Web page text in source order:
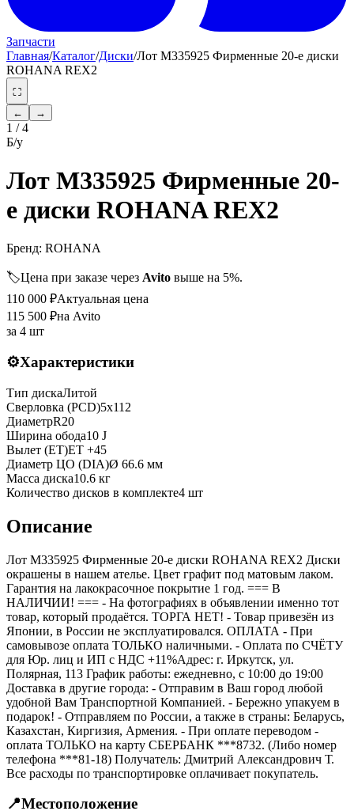
Запчасти
Главная/Каталог/Диски/Лот M335925 Фирменные 20-е диски
ROHANA REX2
⛶
←
→
1 /4
Б/у
Лот M335925 Фирменные 20-
е диски ROHANA REX2
Бренд: ROHANA
🏷️Цена при заказе через Avito выше на 5%.
110 000 ₽Актуальная цена
115 500 ₽на Avito
за 4 шт
⚙️Характеристики
Тип дискаЛитой
Сверловка (PCD)5x112
ДиаметрR20
Ширина обода10 J
Вылет (ET)ET +45
Диаметр ЦО (DIA)Ø 66.6 мм
Масса диска10.6 кг
Количество дисков в комплекте4 шт
Описание
Лот M335925 Фирменные 20-е диски ROHANA REX2 Диски
окрашены в нашем ателье. Цвет графит под матовым лаком.
Гарантия на лакокрасочное покрытие 1 год. === B
НАЛИЧИИ! === - На фотографиях в объявлении именно тот
товар, который продаётся. ТОРГА НЕТ! - Товар привезён из
Японии, в России не эксплуатировался. ОПЛАТА - При
самовывозе оплата ТОЛЬКО наличными. - Оплата по СЧЁТУ
для Юр. лиц и ИП с НДС +11%Адрес: г. Иркутск, ул.
Полярная, 113 График работы: ежедневно, с 10:00 до 19:00
Доставка в другие города: - Отправим в Ваш город любой
удобной Вам Транспортной Компанией. - Бережно упакуем в
подарок! - Отправляем по России, а также в страны: Беларусь,
Казахстан, Киргизия, Армения. - При оплате переводом -
оплата ТОЛЬКО на карту СБЕРБАНК ***8732. (Либо номер
телефона ***81-18) Получатель: Дмитрий Александрович Т.
Все расходы по транспортировке оплачивает покупатель.
📍Местоположение